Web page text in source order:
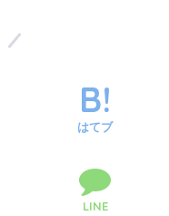
はてブ
LINE